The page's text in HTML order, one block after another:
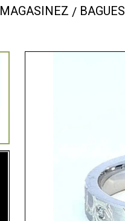
MAGASINEZ BAGUES